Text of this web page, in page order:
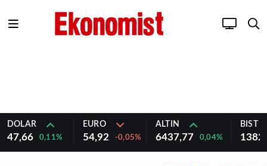
DOLAR
47,66 0,11%
EURO
54,92 -0,05%
ALTIN
6437,77 0,04%
BIST